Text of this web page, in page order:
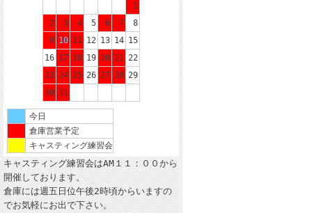
1
2
3 4 5 6 7
8
9 10 11 12 13 14 15
16 17 18 19 20 21 22
23 24 25 26 27 28 29
30 31
今日
倉庫営業予定
キャスティング練習会
キャスティング練習会はAM１１：００から
開催しております。
倉庫には週五日位午後2時頃からいますの
でお気軽にお出で下さい。